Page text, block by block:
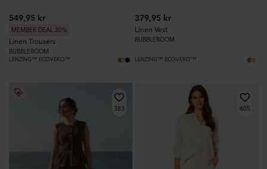
549,95 kr
MEMBER DEAL 30%
Linen Trousers
BUBBLEROOM
LENZING™ ECOVERO™
379,95 kr
Linen Vest
BUBBLEROOM
LENZING™ ECOVERO™
383 605